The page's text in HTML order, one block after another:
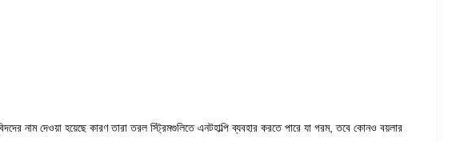
নাম দেওয়া হয়েছে কারণ তারা তরল স্ট্রিমগুলিতে এনটহাল্পি ব্যবহার করতে পারে যা গরম, তবে কোনও বয়লার